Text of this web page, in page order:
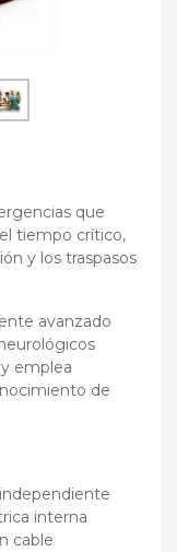
que
tiempo crítico,
y los traspasos
avanzado
emplea
de
interna
cable